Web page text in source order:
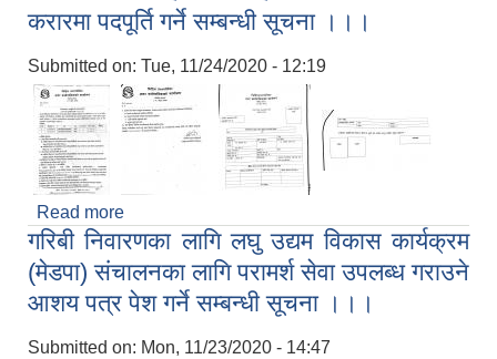
करारमा पदपूर्ति गर्ने सम्बन्धी सूचना ।।।
Submitted on: Tue, 11/24/2020 - 12:19
Read more
करारमा पदपूर्ति गर्ने सम्बन्धी सूचना ।।।
गरिबी निवारणका लागि लघु उद्यम विकास कार्यक्रम
(मेडपा) संचालनका लागि परामर्श सेवा उपलब्ध गराउने
आशय पत्र पेश गर्ने सम्बन्धी सूचना ।।।
Submitted on: Mon, 11/23/2020 - 14:47